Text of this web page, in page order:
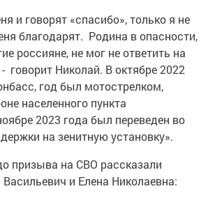
и говорят «спасибо», только я не
благодарят. Родина в опасности,
россияне, не мог не ответить на
Николай. В октябре 2022
год был мотострелком,
населенного пункта
2023 года был переведен во
на зенитную установку».
призыва на СВО рассказали
и Елена Николаевна: